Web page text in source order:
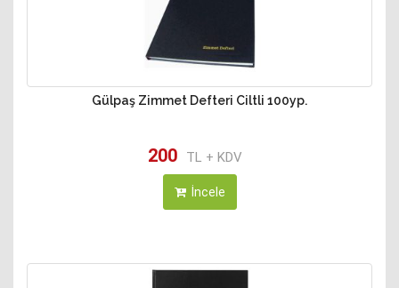
Gülpaş Zimmet Defteri Ciltli 100yp.
200 TL + KDV
İncele